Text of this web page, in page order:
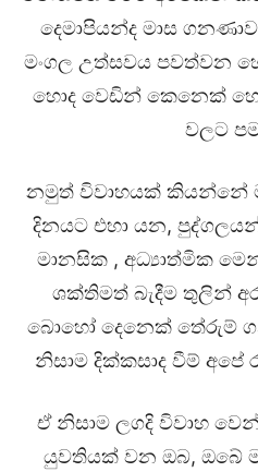
දෙමාපියන්ද මාස
මංගල උත්සවය පවත්වන
හොද වෙඩින් කෙනෙක්
වලට
නමුත් විවාහයක් කියන්නේ
දිනයට එහා යන,
මානසික , අධ්‍යාත්මික
ශක්තිමත් බැදීම තුලින්
බොහෝ දෙනෙක් තේරුම්
නිසාම දික්කසාද වීම්
ඒ නිසාම ලගදි විවාහ
යුවතියක් වන ඔබ, ඔබේ